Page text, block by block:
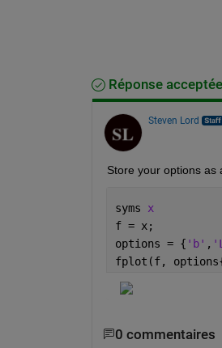
Réponse acceptée
Steven Lord
Store your options as
syms x
f = x;
options = { 'b' ,
fplot(f,
0 commentaires